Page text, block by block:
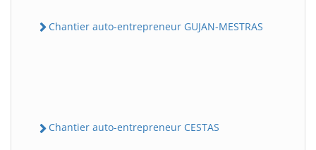
Chantier auto-entrepreneur GUJAN-MESTRAS
Chantier auto-entrepreneur CESTAS